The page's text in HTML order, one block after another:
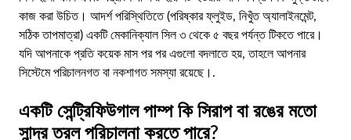
কাজ করা উচিত। আদর্শ পরিস্থিতিতে (পরিষ্কার ফ্লুইড, নিখুঁত অ্যালাইনমেন্ট,
সঠিক তাপমাত্রা) একটি মেকানিক্যাল সিল ৩ থেকে ৫ বছর পর্যন্ত টিকতে পারে।
যদি আপনাকে প্রতি কয়েক মাস পর পর এগুলো বদলাতে হয়, তাহলে আপনার
সিস্টেমে পরিচালনগত বা নকশাগত সমস্যা রয়েছে।.
একটি সেন্ট্রিফিউগাল পাম্প কি সিরাপ বা রঙের মতো
সান্দ্র তরল পরিচালনা করতে পারে?